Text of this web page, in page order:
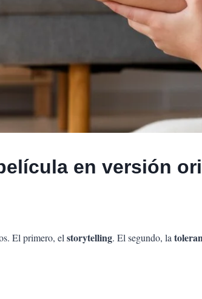
en versión
El primero, elstorytelling. El segundo, la